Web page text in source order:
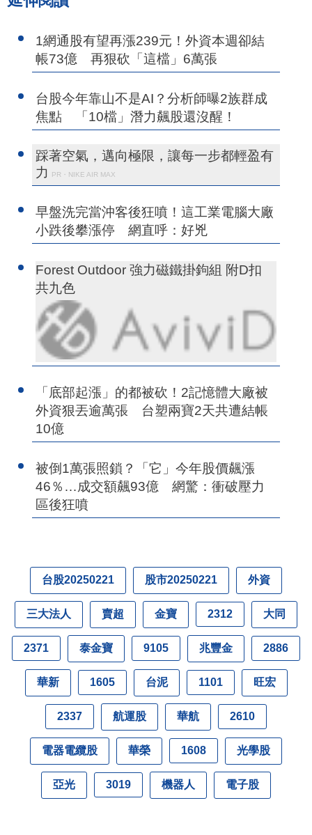
1網通股有望再漲239元！外資本週卻結
帳73億 再狠砍「這檔」6萬張
台股今年靠山不是AI？分析師曝2族群成
焦點 「10檔」潛力飆股還沒醒！
踩著空氣，邁向極限，讓每一步都輕盈有
力
PR・NIKE AIR MAX
早盤洗完當沖客後狂噴！這工業電腦大廠
小跌後攀漲停 網直呼：好兇
Forest Outdoor 強力磁鐵掛鉤組 附D扣
共九色
「底部起漲」的都被砍！2記憶體大廠被
外資狠丟逾萬張 台塑兩寶2天共遭結帳
10億
被倒1萬張照鎖？「它」今年股價飆漲
46％…成交額飆93億 網驚：衝破壓力
區後狂噴
台股20250221 股市20250221 外資
三大法人 賣超 金寶 2312 大同
2371 泰金寶 9105 兆豐金 2886
華新 1605 台泥 1101 旺宏
2337 航運股 華航 2610
電器電纜股 華榮 1608 光學股
亞光 3019 機器人 電子股